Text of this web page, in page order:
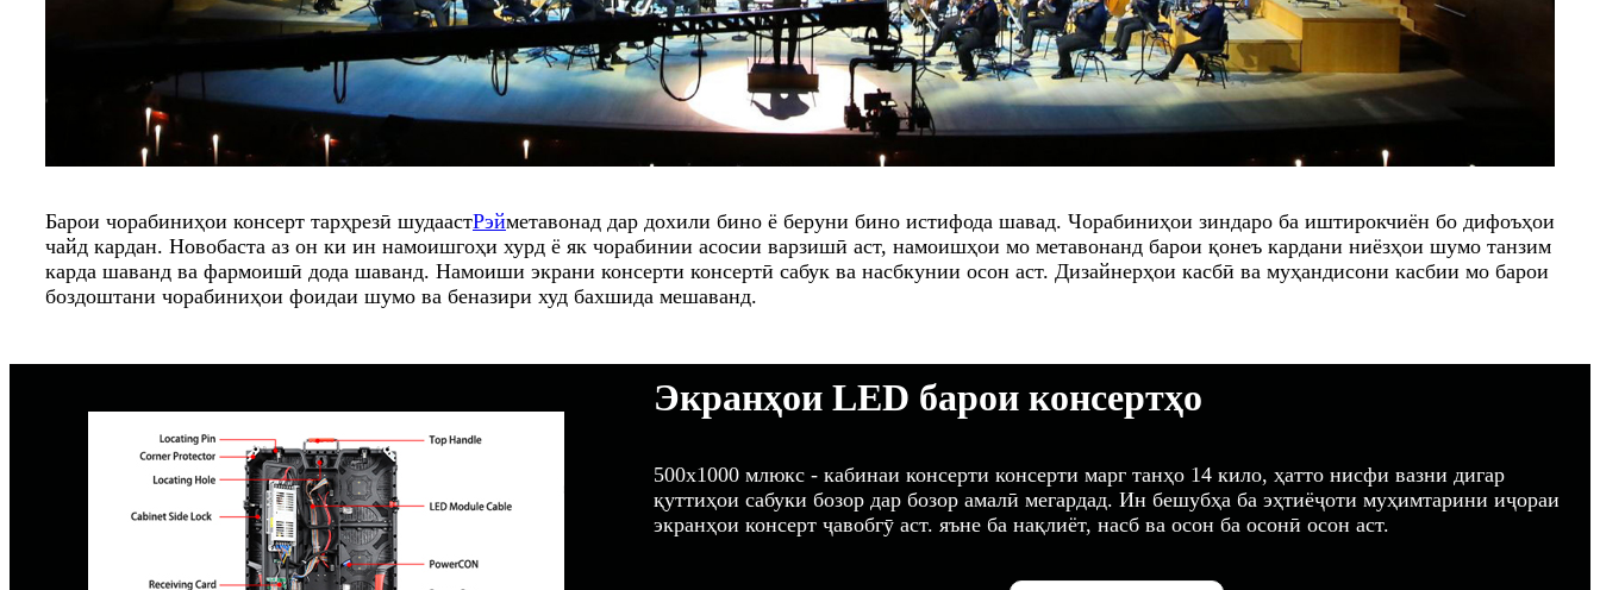
Барои чорабиниҳои консерт тарҳрезӣ шудаастРэйметавонад дар дохили бино ё беруни бино истифода шавад. Чорабиниҳои зиндаро ба иштирокчиён бо дифоъҳои
чайд кардан. Новобаста аз он ки ин намоишгоҳи хурд ё як чорабинии асосии варзишӣ аст, намоишҳои мо метавонанд барои қонеъ кардани ниёзҳои шумо танзим
карда шаванд ва фармоишӣ дода шаванд. Намоиши экрани консерти консертӣ сабук ва насбкунии осон аст. Дизайнерҳои касбӣ ва муҳандисони касбии мо барои
боздоштани чорабиниҳои фоидаи шумо ва беназири худ бахшида мешаванд.
Экранҳои LED барои консертҳо
500x1000 млюкс - кабинаи консерти консерти марг танҳо 14 кило, ҳатто нисфи вазни дигар
қуттиҳои сабуки бозор дар бозор амалӣ мегардад. Ин бешубҳа ба эҳтиёҷоти муҳимтарини иҷораи
экранҳои консерт ҷавобгӯ аст. яъне ба нақлиёт, насб ва осон ба осонӣ осон аст.